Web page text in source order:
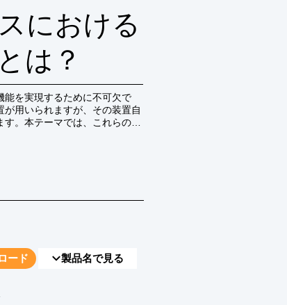
における
は？
能を実現するために不可欠で
用いられますが、その装置自
。本テーマでは、これらの電
発について解説します。
ード 製品名で見る